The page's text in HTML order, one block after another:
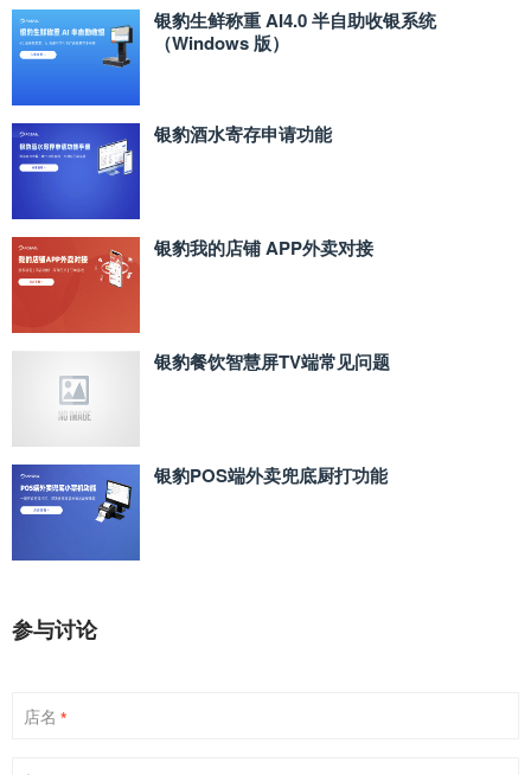
银豹生鲜称重 AI4.0 半自助收银系统
（Windows 版）
银豹酒水寄存申请功能
银豹我的店铺 APP外卖对接
银豹餐饮智慧屏TV端常见问题
银豹POS端外卖兜底厨打功能
参与讨论
店名 *